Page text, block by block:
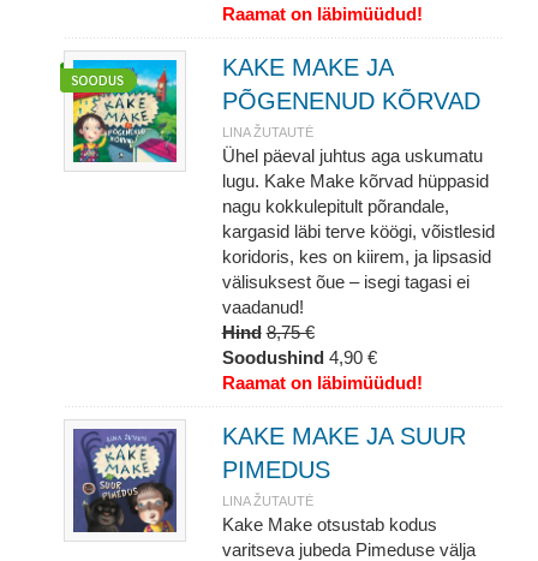
Raamat on läbimüüdud!
KAKE MAKE JA
PÕGENENUD KÕRVAD
LINA ŽUTAUTĖ
Ühel päeval juhtus aga uskumatu
lugu. Kake Make kõrvad hüppasid
nagu kokkulepitult põrandale,
kargasid läbi terve köögi, võistlesid
koridoris, kes on kiirem, ja lipsasid
välisuksest õue – isegi tagasi ei
vaadanud!
Hind 8,75 €
Soodushind 4,90 €
Raamat on läbimüüdud!
KAKE MAKE JA SUUR
PIMEDUS
LINA ŽUTAUTĖ
Kake Make otsustab kodus
varitseva jubeda Pimeduse välja